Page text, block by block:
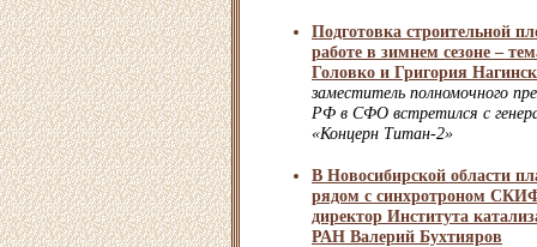
Подготовка
работе в зимнем сезоне –
Головко и Григория
заместитель полномочного
РФ в СФО встретился с
«Концерн Титан-2»
В Новосибирской области
рядом с синхротроном
директор Института
РАН Валерий Бухтияров